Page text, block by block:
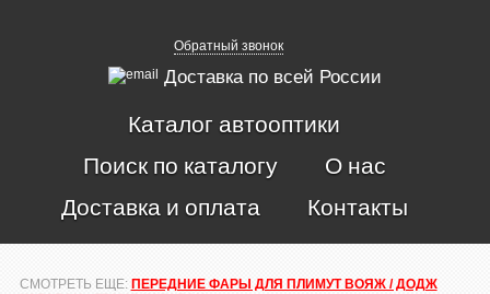
Обратный звонок
Доставка по всей России
Каталог автооптики
Поиск по каталогу
О нас
Доставка и оплата
Контакты
СМОТРЕТЬ ЕЩЕ: ПЕРЕДНИЕ ФАРЫ ДЛЯ ПЛИМУТ ВОЯЖ / ДОДЖ